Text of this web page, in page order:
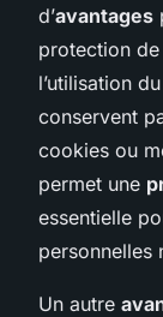
d’avantages
protection
l’utilisation
conservent
cookies ou
permet une
essentielle
personnelles
Un autre